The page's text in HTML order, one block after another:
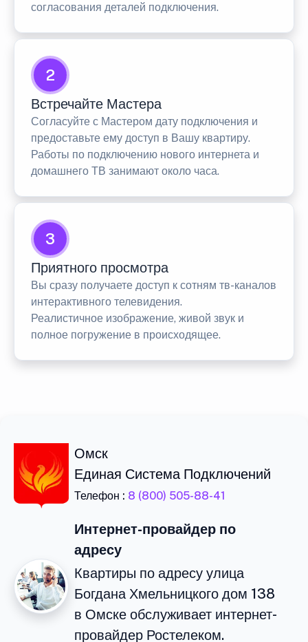
согласования деталей подключения.
2
Встречайте Мастера
Согласуйте с Мастером дату подключения и
предоставьте ему доступ в Вашу квартиру.
Работы по подключению нового интернета и
домашнего ТВ занимают около часа.
3
Приятного просмотра
Вы сразу получаете доступ к сотням тв-каналов
интерактивного телевидения.
Реалистичное изображение, живой звук и
полное погружение в происходящее.
Омск
Единая Система Подключений
Телефон : 8 (800) 505-88-41
Интернет-провайдер по
адресу
Квартиры по адресу улица
Богдана Хмельницкого дом 138
в Омске обслуживает интернет-
провайдер Ростелеком.